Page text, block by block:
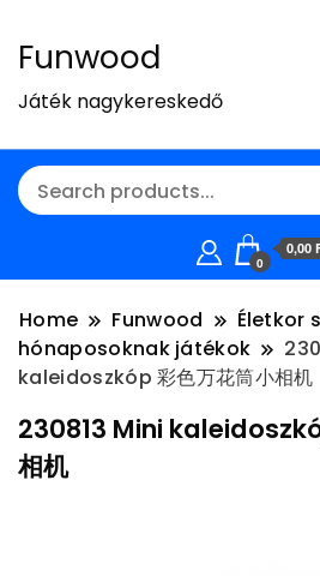
Funwood
Játék nagykereskedő
0
0,00
Home Funwood Életkor
hónaposoknak játékok
kaleidoszkóp 彩色万花筒小相机
230813 Mini
相机